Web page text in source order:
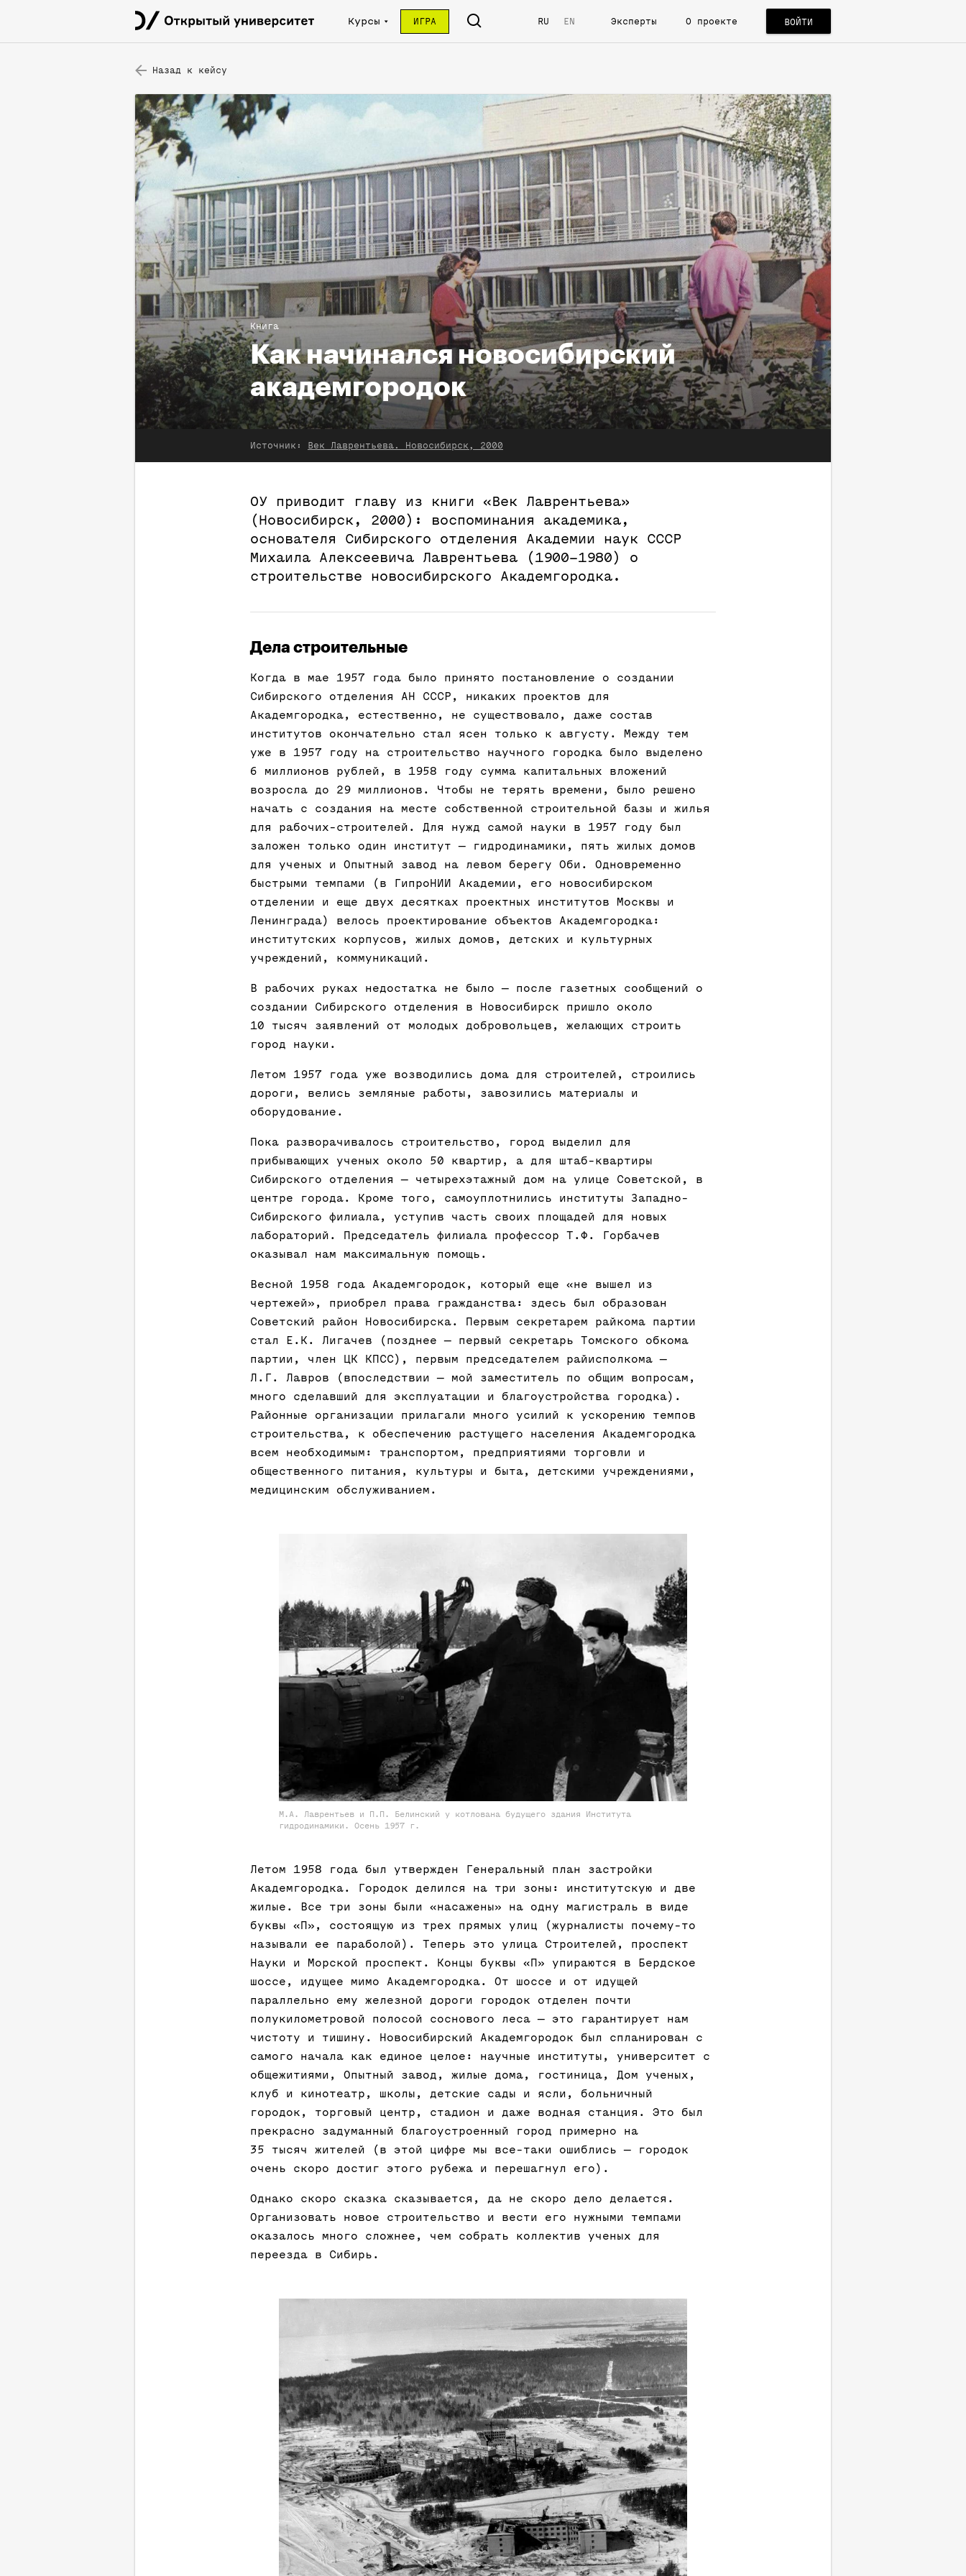
Курсы ИГРА RU EN Эксперты О проекте ВОЙТИ
Назад к кейсу
Книга
Как начинался новосибирский
академгородок
Источник: Век Лаврентьева. Новосибирск, 2000
ОУ приводит главу из книги «Век Лаврентьева»
(Новосибирск, 2000): воспоминания академика,
основателя Сибирского отделения Академии наук СССР
Михаила Алексеевича Лаврентьева (1900–1980) о
строительстве новосибирского Академгородка.
Дела строительные
Когда в мае 1957 года было принято постановление о создании
Сибирского отделения АН СССР, никаких проектов для
Академгородка, естественно, не существовало, даже состав
институтов окончательно стал ясен только к августу. Между тем
уже в 1957 году на строительство научного городка было выделено
6 миллионов рублей, в 1958 году сумма капитальных вложений
возросла до 29 миллионов. Чтобы не терять времени, было решено
начать с создания на месте собственной строительной базы и жилья
для рабочих-строителей. Для нужд самой науки в 1957 году был
заложен только один институт — гидродинамики, пять жилых домов
для ученых и Опытный завод на левом берегу Оби. Одновременно
быстрыми темпами (в ГипроНИИ Академии, его новосибирском
отделении и еще двух десятках проектных институтов Москвы и
Ленинграда) велось проектирование объектов Академгородка:
институтских корпусов, жилых домов, детских и культурных
учреждений, коммуникаций.
В рабочих руках недостатка не было — после газетных сообщений о
создании Сибирского отделения в Новосибирск пришло около
10 тысяч заявлений от молодых добровольцев, желающих строить
город науки.
Летом 1957 года уже возводились дома для строителей, строились
дороги, велись земляные работы, завозились материалы и
оборудование.
Пока разворачивалось строительство, город выделил для
прибывающих ученых около 50 квартир, а для штаб-квартиры
Сибирского отделения — четырехэтажный дом на улице Советской, в
центре города. Кроме того, самоуплотнились институты Западно-
Сибирского филиала, уступив часть своих площадей для новых
лабораторий. Председатель филиала профессор Т.Ф. Горбачев
оказывал нам максимальную помощь.
Весной 1958 года Академгородок, который еще «не вышел из
чертежей», приобрел права гражданства: здесь был образован
Советский район Новосибирска. Первым секретарем райкома партии
стал Е.К. Лигачев (позднее — первый секретарь Томского обкома
партии, член ЦК КПСС), первым председателем райисполкома —
Л.Г. Лавров (впоследствии — мой заместитель по общим вопросам,
много сделавший для эксплуатации и благоустройства городка).
Районные организации прилагали много усилий к ускорению темпов
строительства, к обеспечению растущего населения Академгородка
всем необходимым: транспортом, предприятиями торговли и
общественного питания, культуры и быта, детскими учреждениями,
медицинским обслуживанием.
М.А. Лаврентьев и П.П. Белинский у котлована будущего здания Института
гидродинамики. Осень 1957 г.
Летом 1958 года был утвержден Генеральный план застройки
Академгородка. Городок делился на три зоны: институтскую и две
жилые. Все три зоны были «насажены» на одну магистраль в виде
буквы «П», состоящую из трех прямых улиц (журналисты почему-то
называли ее параболой). Теперь это улица Строителей, проспект
Науки и Морской проспект. Концы буквы «П» упираются в Бердское
шоссе, идущее мимо Академгородка. От шоссе и от идущей
параллельно ему железной дороги городок отделен почти
полукилометровой полосой соснового леса — это гарантирует нам
чистоту и тишину. Новосибирский Академгородок был спланирован с
самого начала как единое целое: научные институты, университет с
общежитиями, Опытный завод, жилые дома, гостиница, Дом ученых,
клуб и кинотеатр, школы, детские сады и ясли, больничный
городок, торговый центр, стадион и даже водная станция. Это был
прекрасно задуманный благоустроенный город примерно на
35 тысяч жителей (в этой цифре мы все-таки ошиблись — городок
очень скоро достиг этого рубежа и перешагнул его).
Однако скоро сказка сказывается, да не скоро дело делается.
Организовать новое строительство и вести его нужными темпами
оказалось много сложнее, чем собрать коллектив ученых для
переезда в Сибирь.